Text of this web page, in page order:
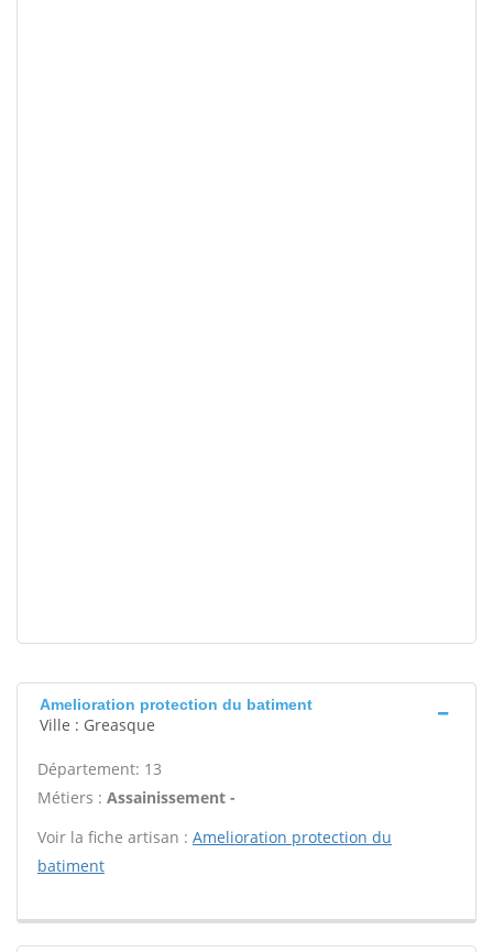
Amelioration protection du batiment
Ville : Greasque
Département: 13
Métiers : Assainissement -
Voir la fiche artisan : Amelioration protection du
batiment